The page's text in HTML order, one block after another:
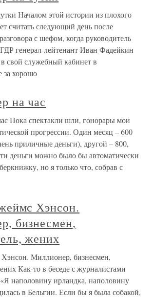
Началом этой истории из плохого
считать следующий день после
с шефом, когда руководитель
генерал-лейтенант Иван Фадейкин
свой служебный кабинет в
за хорошо
на час
Пока спектакли шли, гонорары мои
прогрессии. Один месяц – 600
приличные деньги), другой – 800,
деньги можно было бы автоматически
но я только что, собрав с
Хэнсон.
бизнесмен,
жених
Миллионер, бизнесмен,
Как-то в беседе с журналистами
наполовину ирландка, наполовину
в Бельгии. Если бы я была собакой,